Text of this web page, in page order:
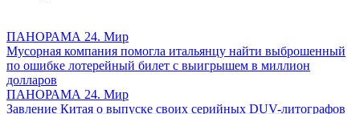
ПАНОРАМА 24. Мир
Мусорная компания помогла итальянцу найти выброшенный
по ошибке лотерейный билет с выигрышем в миллион
долларов
ПАНОРАМА 24. Мир
Завление Китая о выпуске своих серийных DUV-литографов